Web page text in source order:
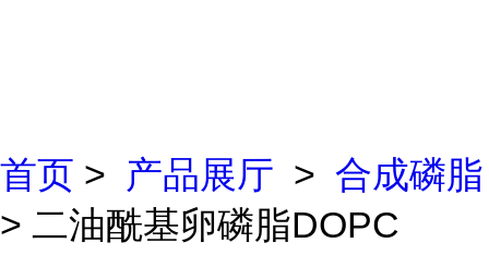
首页 > 产品展厅 > 合成磷脂
> 二油酰基卵磷脂DOPC